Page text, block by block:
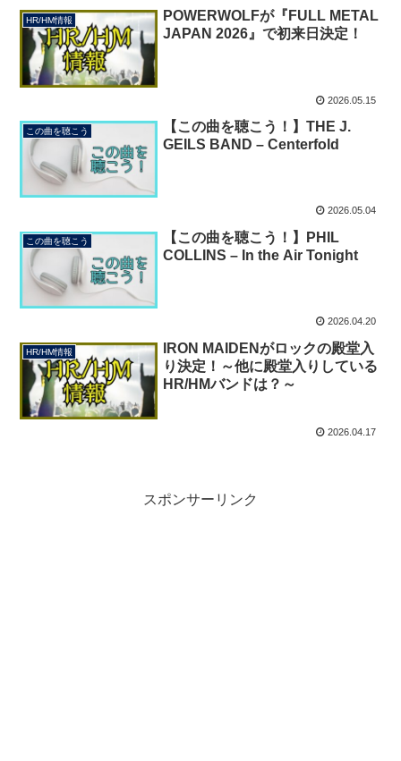
HR/HM情報
POWERWOLFが『FULL METAL
JAPAN 2026』で初来日決定！
2026.05.15
この曲を聴こう
【この曲を聴こう！】THE J.
GEILS BAND – Centerfold
2026.05.04
この曲を聴こう
【この曲を聴こう！】PHIL
COLLINS – In the Air Tonight
2026.04.20
HR/HM情報
IRON MAIDENがロックの殿堂入
り決定！～他に殿堂入りしている
HR/HMバンドは？～
2026.04.17
スポンサーリンク